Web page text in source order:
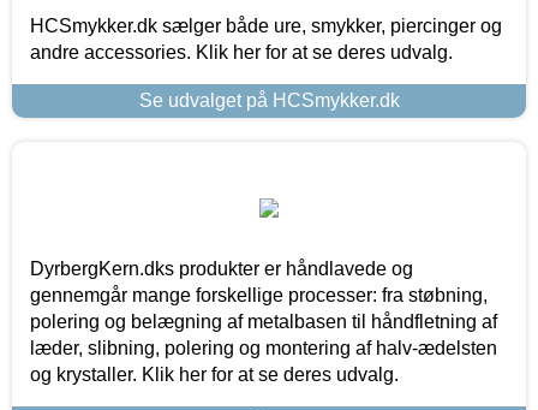
HCSmykker.dk sælger både ure, smykker, piercinger og
andre accessories. Klik her for at se deres udvalg.
Se udvalget på HCSmykker.dk
DyrbergKern.dks produkter er håndlavede og
gennemgår mange forskellige processer: fra støbning,
polering og belægning af metalbasen til håndfletning af
læder, slibning, polering og montering af halv-ædelsten
og krystaller. Klik her for at se deres udvalg.